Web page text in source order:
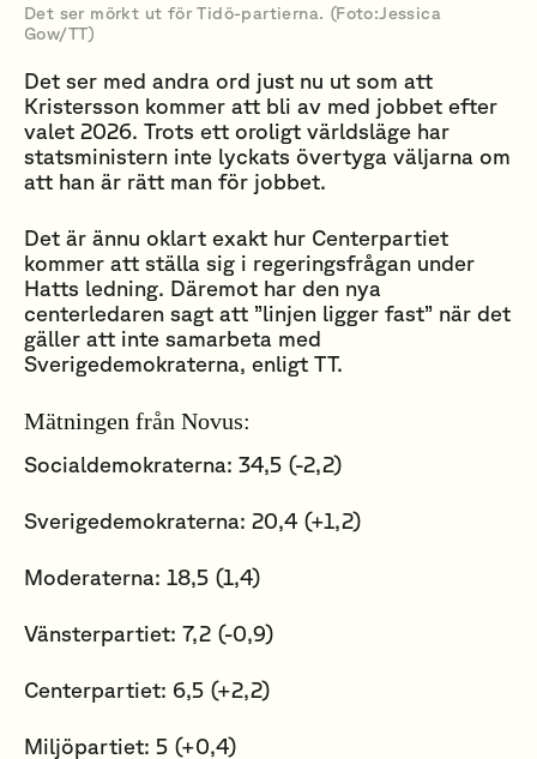
Det ser mörkt ut för Tidö-partierna. (Foto:Jessica
Gow/TT)
Det ser med andra ord just nu ut som att
Kristersson kommer att bli av med jobbet efter
valet 2026. Trots ett oroligt världsläge har
statsministern inte lyckats övertyga väljarna om
att han är rätt man för jobbet.
Det är ännu oklart exakt hur Centerpartiet
kommer att ställa sig i regeringsfrågan under
Hatts ledning. Däremot har den nya
centerledaren sagt att ”linjen ligger fast” när det
gäller att inte samarbeta med
Sverigedemokraterna, enligt TT.
Mätningen från Novus:
Socialdemokraterna: 34,5 (-2,2)
Sverigedemokraterna: 20,4 (+1,2)
Moderaterna: 18,5 (1,4)
Vänsterpartiet: 7,2 (-0,9)
Centerpartiet: 6,5 (+2,2)
Miljöpartiet: 5 (+0,4)